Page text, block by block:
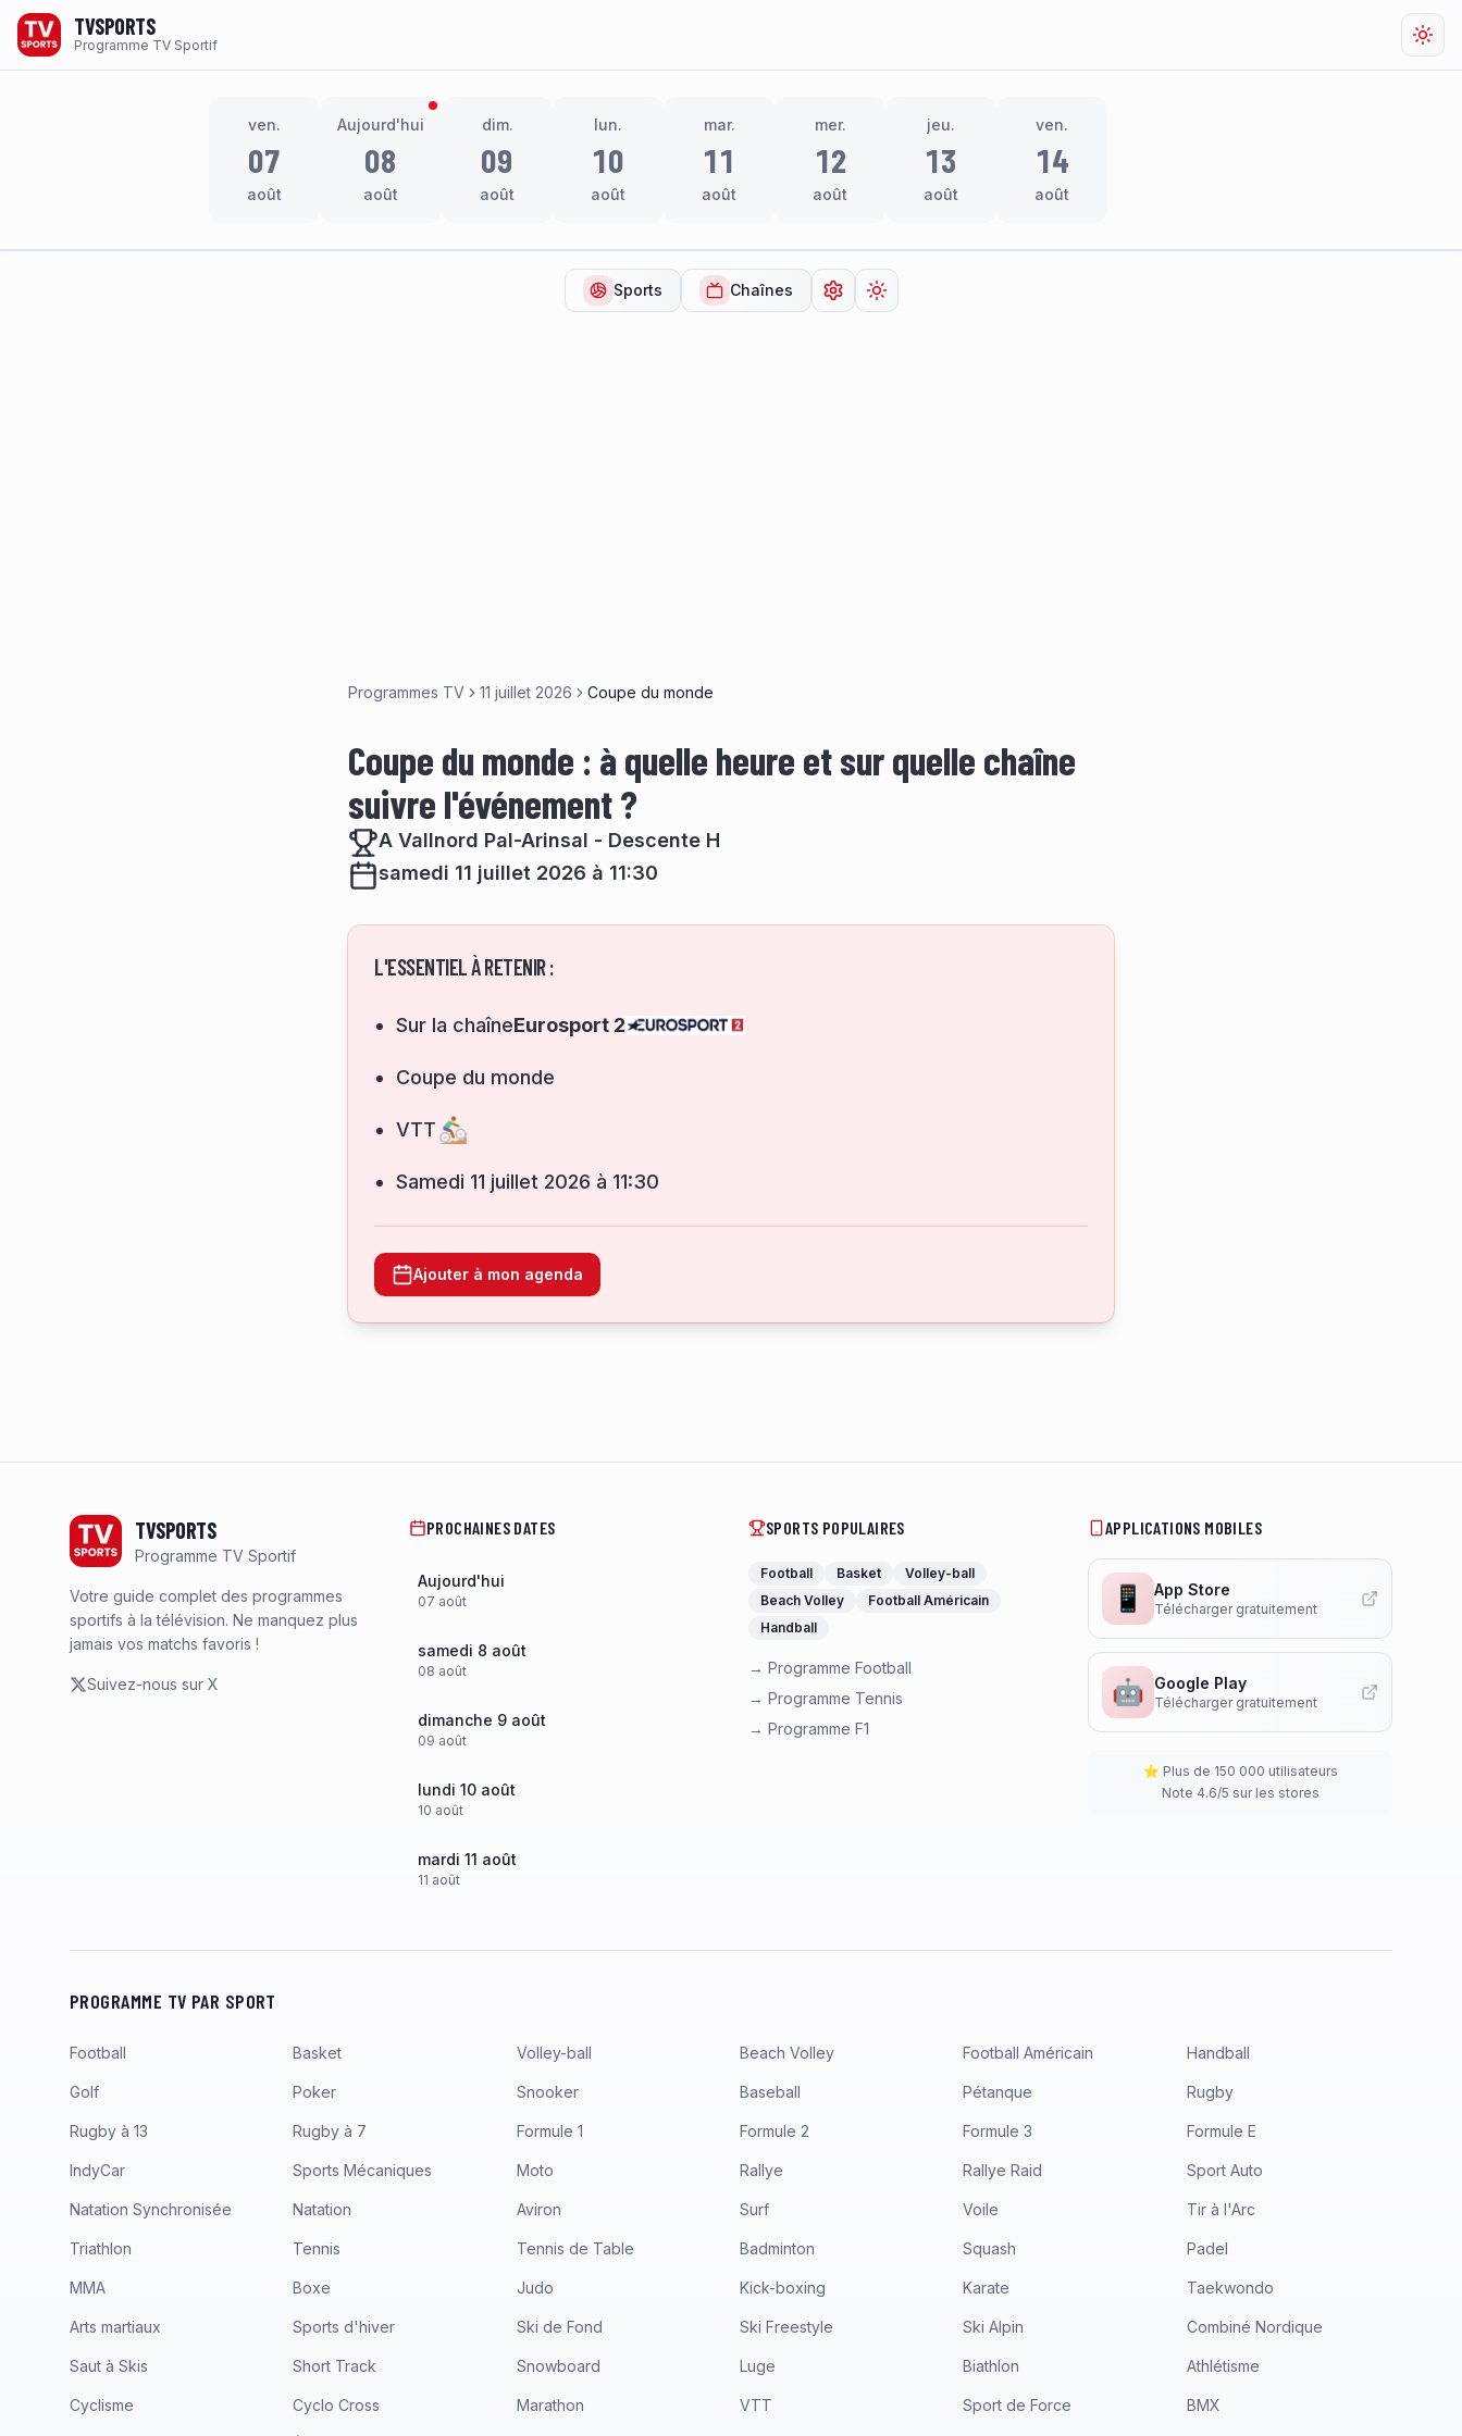
TVSPORTS
Programme TV Sportif
ven.
07
août
Aujourd'hui
08
août
dim.
09
août
lun.
10
août
mar.
11
août
mer.
12
août
jeu.
13
août
ven.
14
août
Sports Chaînes Ouvrir les paramètres
Changer de thème
Programmes TV 11 juillet 2026 Coupe du monde
Coupe du monde : à quelle heure et sur quelle chaîne
suivre l'événement ?
A Vallnord Pal-Arinsal - Descente H
samedi 11 juillet 2026 à 11:30
L'ESSENTIEL À RETENIR :
Sur la chaîneEurosport 2
Coupe du monde
VTT
samedi 11 juillet 2026 à 11:30
Ajouter à mon agenda
TVSPORTS
Programme TV Sportif
Votre guide complet des programmes
sportifs à la télévision. Ne manquez plus
jamais vos matchs favoris !
Suivez-nous sur X
PROCHAINES DATES
Aujourd'hui
07 août
samedi 8 août
08 août
dimanche 9 août
09 août
lundi 10 août
10 août
mardi 11 août
11 août
SPORTS POPULAIRES
Football Basket
Volley-ball
Beach Volley
Football Américain
Handball
→ Programme Football
→ Programme Tennis
→ Programme F1
APPLICATIONS MOBILES
📱 App Store
Télécharger gratuitement
🤖 Google Play
Télécharger gratuitement
⭐ Plus de 150 000 utilisateurs
Note 4.6/5 sur les stores
PROGRAMME TV PAR SPORT
Football Basket Volley-ball Beach Volley Football Américain Handball
Golf Poker Snooker Baseball Pétanque Rugby
Rugby à 13 Rugby à 7 Formule 1 Formule 2 Formule 3 Formule E
IndyCar Sports Mécaniques Moto Rallye Rallye Raid Sport Auto
Natation Synchronisée Natation Aviron Surf Voile Tir à l'Arc
Triathlon Tennis Tennis de Table Badminton Squash Padel
MMA Boxe Judo Kick-boxing Karate Taekwondo
Arts martiaux Sports d'hiver Ski de Fond Ski Freestyle Ski Alpin Combiné Nordique
Saut à Skis Short Track Snowboard Luge Biathlon Athlétisme
Cyclisme Cyclo Cross Marathon VTT Sport de Force BMX